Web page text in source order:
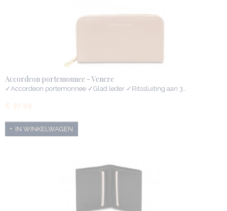
Accordeon portemonnee - Venere
✓Accordeon portemonnee ✓Glad leder ✓Ritssluiting aan 3…
€ 97,99
IN WINKELWAGEN